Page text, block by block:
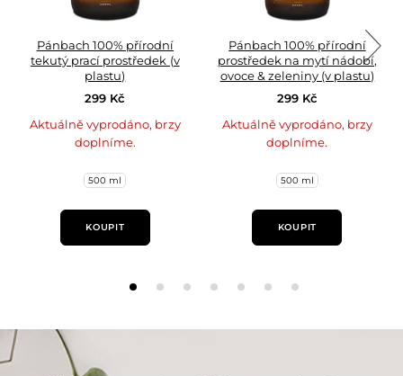
Pánbach 100% přírodní
tekutý prací prostředek (v
plastu)
299 Kč
Aktuálně vyprodáno, brzy
doplníme.
500 ml
KOUPIT
Pánbach 100% přírodní
prostředek na mytí nádobí,
ovoce & zeleniny (v plastu)
299 Kč
Aktuálně vyprodáno, brzy
doplníme.
500 ml
KOUPIT